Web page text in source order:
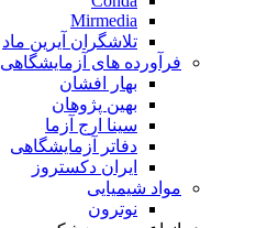
Mirmedia
تلاشگران آیرین ماد
فرآورده های آزمایشگاهی
بهار افشان
بهین پژوهان
سینا ارج آزما
دفاتر آزمایشگاهی
ایران دکستروز
مواد شیمیایی
نوترون